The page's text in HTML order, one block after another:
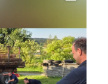
Amesreith 🌲🚒 ...